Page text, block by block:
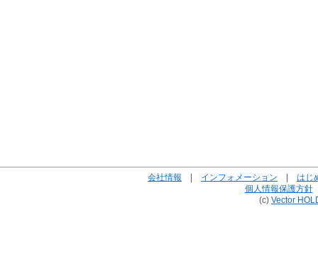
会社情報 | インフォメーション | はじ
個人情報保護方針
(c) Vector